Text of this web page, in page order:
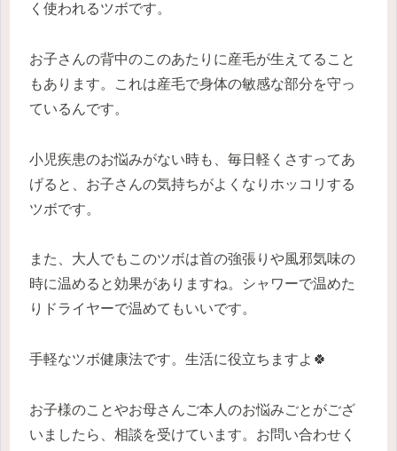
く使われるツボです。
お子さんの背中のこのあたりに産毛が生えてること
もあります。これは産毛で身体の敏感な部分を守っ
ているんです。
小児疾患のお悩みがない時も、毎日軽くさすってあ
げると、お子さんの気持ちがよくなりホッコリする
ツボです。
また、大人でもこのツボは首の強張りや風邪気味の
時に温めると効果がありますね。シャワーで温めた
りドライヤーで温めてもいいです。
手軽なツボ健康法です。生活に役立ちますよ🍀
お子様のことやお母さんご本人のお悩みごとがござ
いましたら、相談を受けています。お問い合わせく